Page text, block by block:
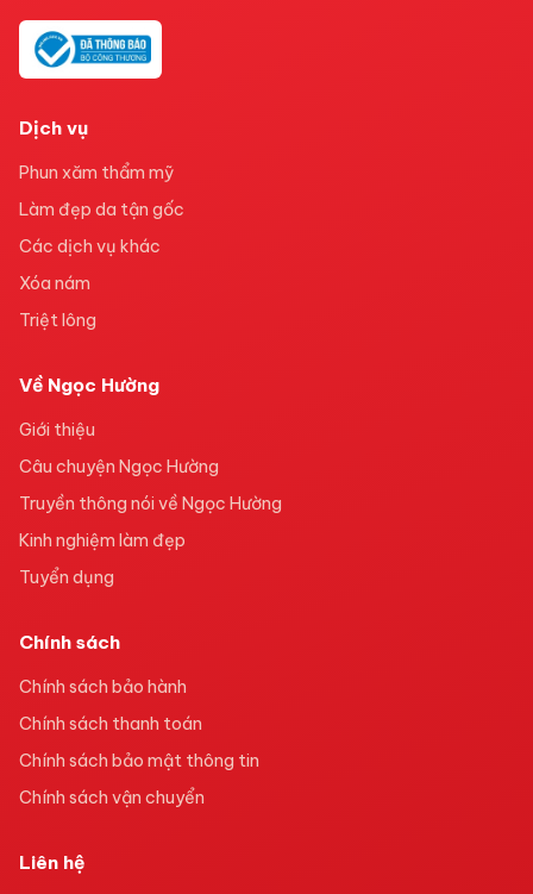
Dịch vụ
Phun xăm thẩm mỹ
Làm đẹp da tận gốc
Các dịch vụ khác
Xóa nám
Triệt lông
Về Ngọc Hường
Giới thiệu
Câu chuyện Ngọc Hường
Truyền thông nói về Ngọc Hường
Kinh nghiệm làm đẹp
Tuyển dụng
Chính sách
Chính sách bảo hành
Chính sách thanh toán
Chính sách bảo mật thông tin
Chính sách vận chuyển
Liên hệ